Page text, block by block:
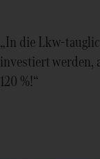
„In die Lkw-
investiert
120 %!“